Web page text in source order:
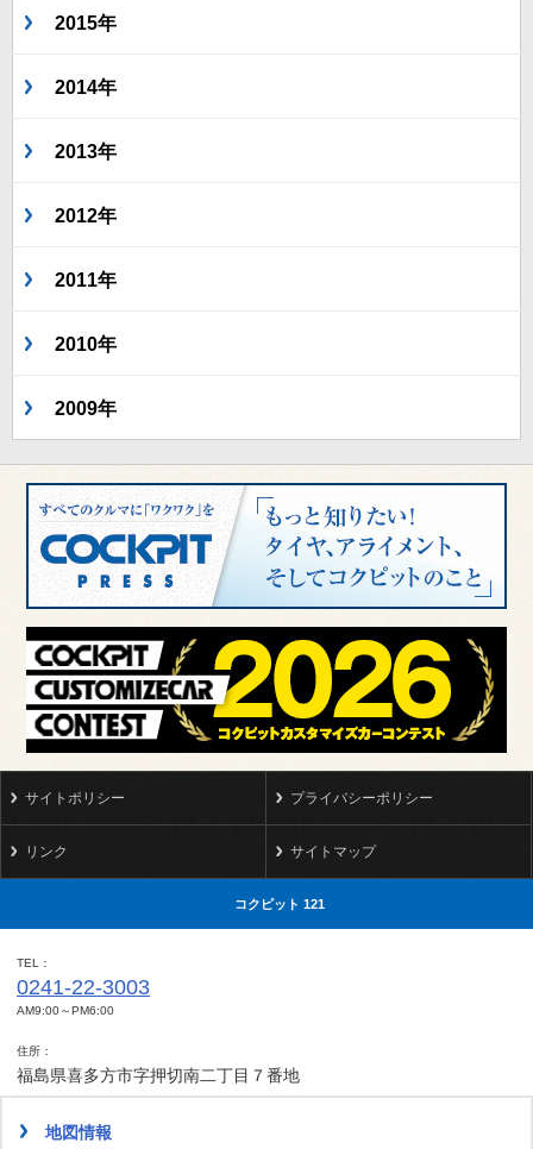
2015年
2014年
2013年
2012年
2011年
2010年
2009年
サイトポリシー プライバシーポリシー
リンク サイトマップ
コクピット 121
TEL
0241-22-3003
AM9:00～PM6:00
住所
福島県喜多方市字押切南二丁目７番地
地図情報